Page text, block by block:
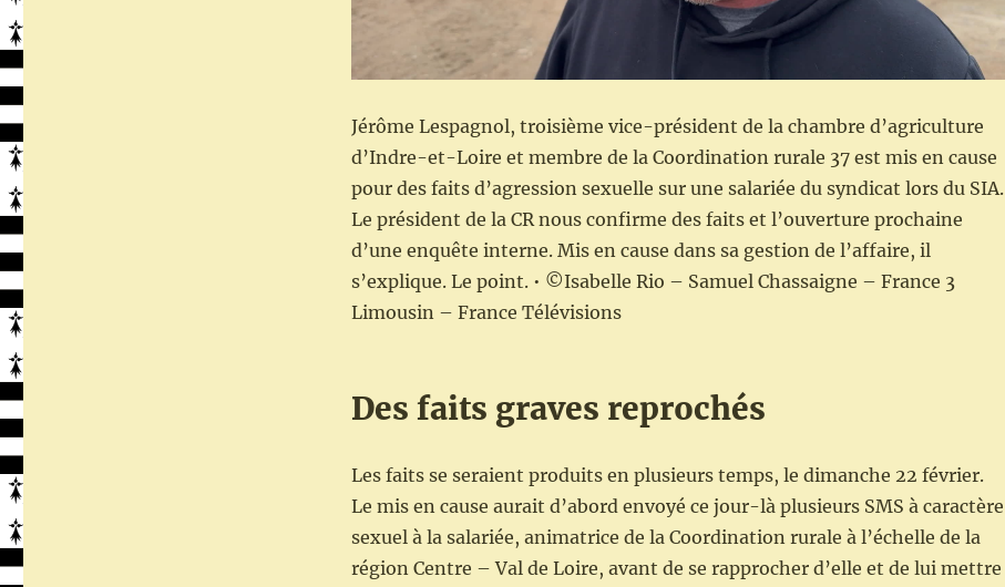
Jérôme Lespagnol, troisième vice-président de la chambre d’agriculture
d’Indre-et-Loire et membre de la Coordination rurale 37 est mis en cause
pour des faits d’agression sexuelle sur une salariée du syndicat lors du SIA.
Le président de la CR nous confirme des faits et l’ouverture prochaine
d’une enquête interne. Mis en cause dans sa gestion de l’affaire, il
s’explique. Le point. • ©Isabelle Rio – Samuel Chassaigne – France 3
Limousin – France Télévisions
Des faits graves reprochés
Les faits se seraient produits en plusieurs temps, le dimanche 22 février.
Le mis en cause aurait d’abord envoyé ce jour-là plusieurs SMS à caractère
sexuel à la salariée, animatrice de la Coordination rurale à l’échelle de la
région Centre – Val de Loire, avant de se rapprocher d’elle et de lui mettre